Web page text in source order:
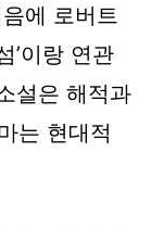
에 로버트
’이랑 연관
설은 해적과
는 현대적